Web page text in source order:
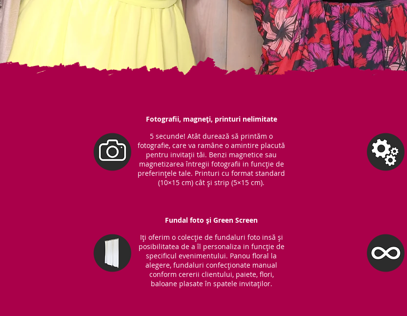
Fotografii, magneți, printuri nelimitate
5 secunde! Atât durează să printăm o
fotografie, care va ramâne o amintire placută
pentru invitații tăi. Benzi magnetice sau
magnetizarea întregii fotografii in funcție de
preferințele tale. Printuri cu format standard
(10×15 cm) cât și strip (5×15 cm).
Fundal foto și Green Screen
Iți oferim o colecție de fundaluri foto insă și
posibilitatea de a îl personaliza in funcție de
specificul evenimentului. Panou floral la
alegere, fundaluri confecționate manual
conform cererii clientului, paiete, flori,
baloane plasate în spatele invitaților.